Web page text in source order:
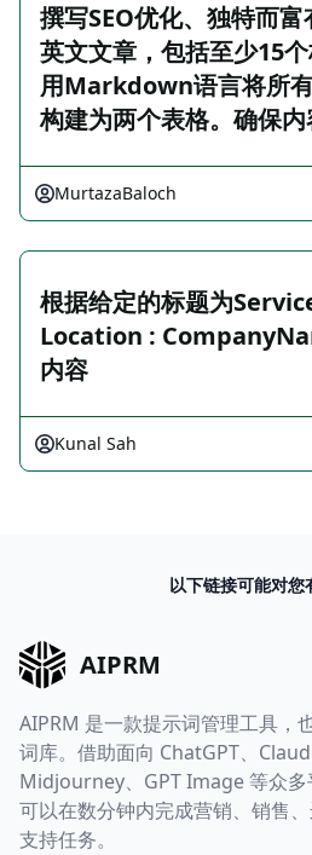
撰写SEO优化、独特而
英文文章，包括至少15
用Markdown语言将所
构建为两个表格。确保
MurtazaBaloch
根据给定的标题为
Location :
内容
Kunal Sah
以下链接可能对您
AIPRM
AIPRM 是一款提示词管理工具，
词库。借助面向 ChatGPT、
Midjourney、GPT Image 等众
可以在数分钟内完成营销、销售
支持任务。